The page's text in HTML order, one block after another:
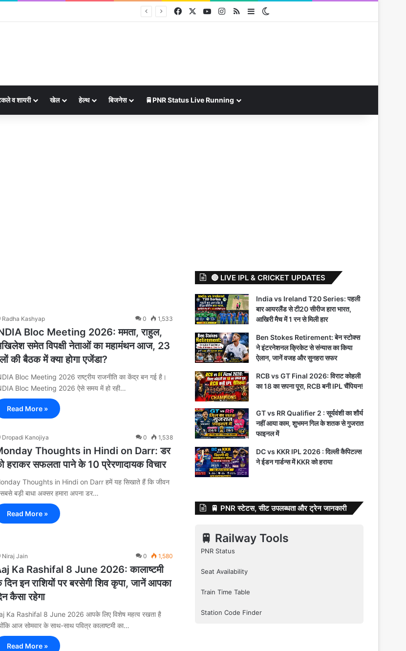
राशियों का राशिफल और शुभ उपाय ⭐ Facebook YouTubeInstagram
RSS Sidebar
व शायरी खेल हेल्थ बिजनेस 🚆PNR Status Live Running
Radha Kashyap 0 1,533
Bloc Meeting 2026: ममता, राहुल,
समेत विपक्षी नेताओं का महामंथन आज, 23
की बैठक में क्या होगा एजेंडा?
Bloc Meeting 2026 राष्ट्रीय राजनीति का केंद्र बन गई है।
Bloc Meeting 2026 ऐसे समय में हो रही…
Read More »
Dropadi Kanojiya 0 1,538
Thoughts in Hindi on Darr: डर
हराकर सफलता पाने के 10 प्रेरणादायक विचार
Thoughts in Hindi on Darr हमें यह सिखाते हैं कि जीवन
बड़ी बाधा अक्सर हमारा अपना डर…
Read More »
Niraj Jain 0 1,580
Ka Rashifal 8 June 2026: कालाष्टमी
इन राशियों पर बरसेगी शिव कृपा, जानें आपका
कैसा रहेगा
Ka Rashifal 8 June 2026 आपके लिए विशेष महत्व रखता है
आज सोमवार के साथ-साथ पवित्र कालाष्टमी का…
Read More »
🔴 LIVE IPL & CRICKET UPDATES
India vs Ireland T20 Series: पहली
बार आयरलैंड से टी20 सीरीज हारा भारत,
आखिरी मैच में 1 रन से मिली हार
Ben Stokes Retirement: बेन स्टोक्स
ने इंटरनेशनल क्रिकेट से संन्यास का किया
ऐलान, जानें वजह और सुनहरा सफर
RCB vs GT Final 2026: विराट कोहली
का 18 का सपना पूरा, RCB बनी IPL चैंपियन!
GT vs RR Qualifier 2 : सूर्यवंशी का शौर्य
नहीं आया काम, शुभमन गिल के शतक से गुजरात
फाइनल में
DC vs KKR IPL 2026 : दिल्ली कैपिटल्स
ने ईडन गार्डन्स में KKR को हराया
🚆 PNR स्टेटस, सीट उपलब्धता और ट्रेन जानकारी
🚆 Railway Tools
PNR Status
Seat Availability
Train Time Table
Station Code Finder